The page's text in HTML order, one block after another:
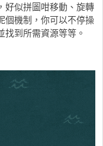
好似拼圖咁移動、旋轉
個機制，你可以不停操
到所需資源等等。